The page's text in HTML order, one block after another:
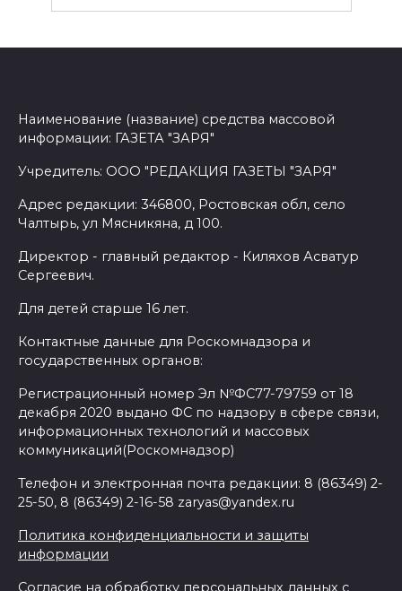
Наименование (название) средства массовой
информации: ГАЗЕТА "ЗАРЯ"
Учредитель: ООО "РЕДАКЦИЯ ГАЗЕТЫ "ЗАРЯ"
Адрес редакции: 346800, Ростовская обл, село
Чалтырь, ул Мясникяна, д 100.
Директор - главный редактор - Киляхов Асватур
Сергеевич.
Для детей старше 16 лет.
Контактные данные для Роскомнадзора и
государственных органов:
Регистрационный номер Эл №ФС77-79759 от 18
декабря 2020 выдано ФС по надзору в сфере связи,
информационных технологий и массовых
коммуникаций(Роскомнадзор)
Телефон и электронная почта редакции: 8 (86349) 2-
25-50, 8 (86349) 2-16-58 zaryas@yandex.ru
Политика конфиденциальности и защиты
информации
Согласие на обработку персональных данных с